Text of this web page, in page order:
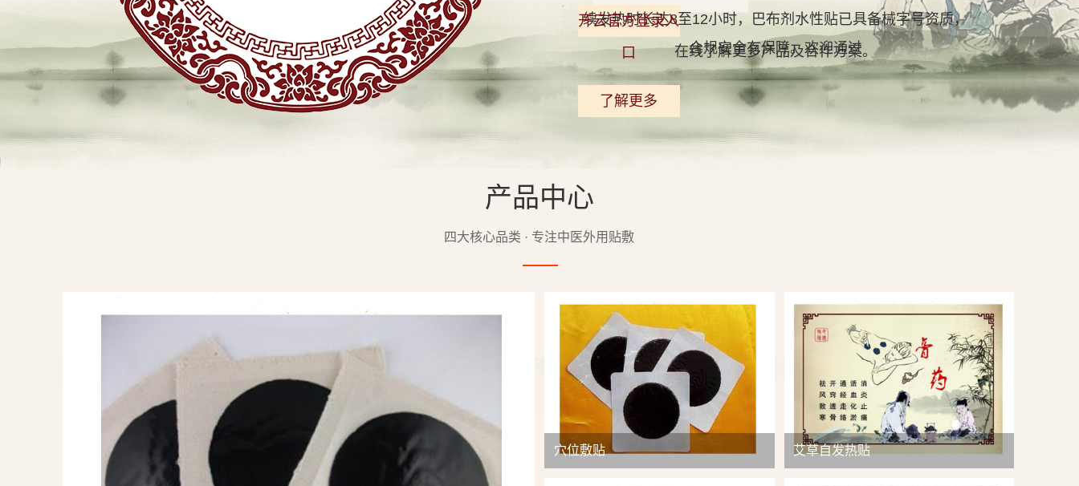
业
牌
续发热时长达8至12小时，巴布剂水性贴已具备械字号资质，
合规安全有保障。欢迎通过
开云官方登录入
口
在线了解更多产品及合作方案。
了解更多
产品中心
四大核心品类 · 专注中医外用贴敷
查看详情
穴位敷贴 艾草自发热贴
查看详情 查看详情